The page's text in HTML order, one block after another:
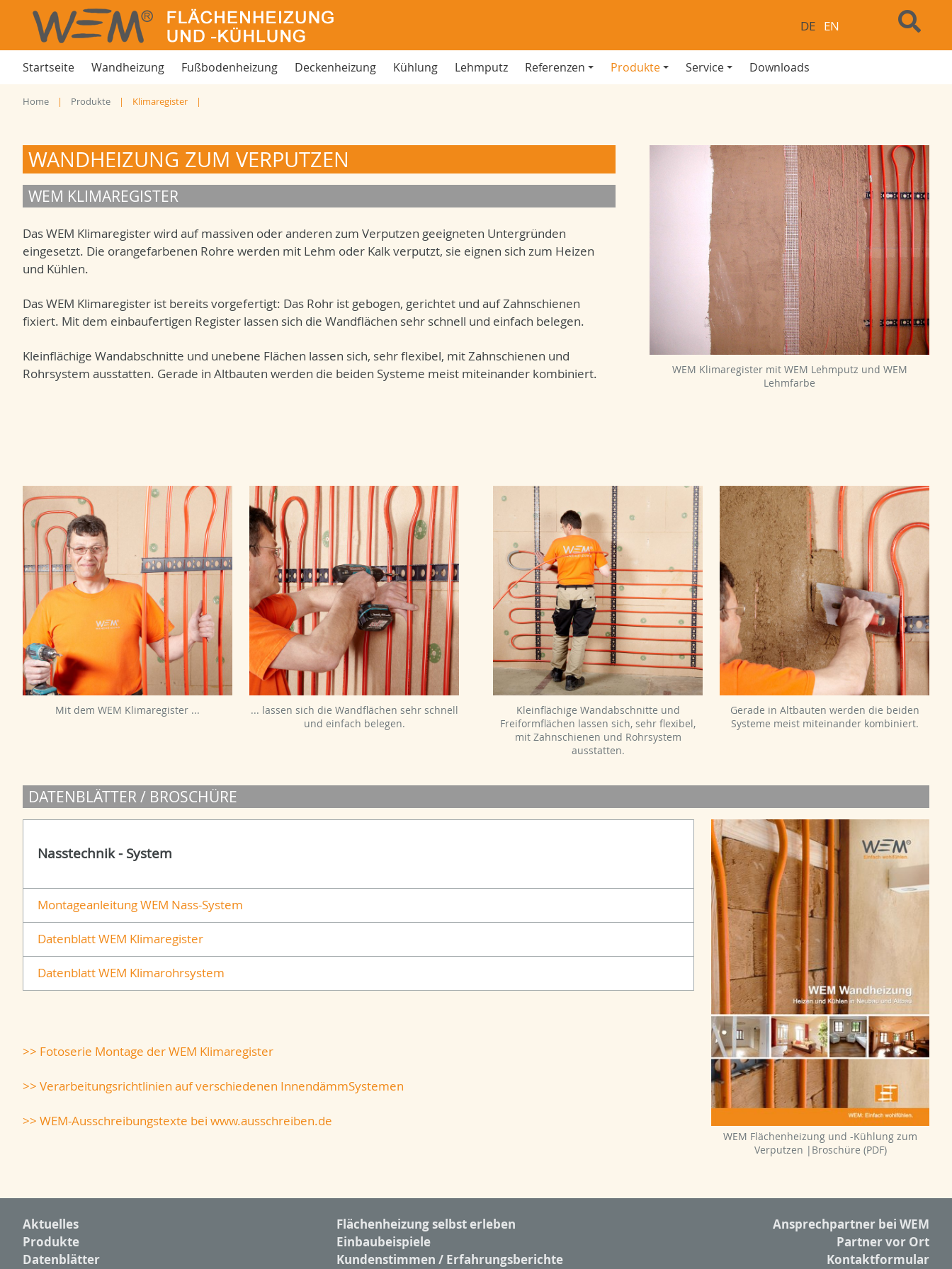
DE EN
Startseite Wandheizung Fußbodenheizung Deckenheizung Kühlung Lehmputz Referenzen Produkte Service Downloads
Home Produkte Klimaregister
WANDHEIZUNG ZUM VERPUTZEN
WEM KLIMAREGISTER
Das WEM Klimaregister wird auf massiven oder anderen zum Verputzen geeigneten Untergründen
eingesetzt. Die orangefarbenen Rohre werden mit Lehm oder Kalk verputzt, sie eignen sich zum Heizen
und Kühlen.
Das WEM Klimaregister ist bereits vorgefertigt: Das Rohr ist gebogen, gerichtet und auf Zahnschienen
fixiert. Mit dem einbaufertigen Register lassen sich die Wandflächen sehr schnell und einfach belegen.
Kleinflächige Wandabschnitte und unebene Flächen lassen sich, sehr flexibel, mit Zahnschienen und
Rohrsystem ausstatten. Gerade in Altbauten werden die beiden Systeme meist miteinander kombiniert.
WEM Klimaregister mit WEM Lehmputz und WEM
Lehmfarbe
Mit dem WEM Klimaregister ...
... lassen sich die Wandflächen sehr schnell
und einfach belegen.
Kleinflächige Wandabschnitte und
Freiformflächen lassen sich, sehr flexibel,
mit Zahnschienen und Rohrsystem
ausstatten.
Gerade in Altbauten werden die beiden
Systeme meist miteinander kombiniert.
DATENBLÄTTER / BROSCHÜRE
WEM Flächenheizung und -Kühlung zum
Verputzen |Broschüre (PDF)
Nasstechnik - System
Montageanleitung WEM Nass-System
Datenblatt WEM Klimaregister
Datenblatt WEM Klimarohrsystem
>> Fotoserie Montage der WEM Klimaregister
>> Verarbeitungsrichtlinien auf verschiedenen InnendämmSystemen
>> WEM-Ausschreibungstexte bei www.ausschreiben.de
Aktuelles
Produkte
Datenblätter
Flächenheizung selbst erleben
Einbaubeispiele
Kundenstimmen / Erfahrungsberichte
Ansprechpartner bei WEM
Partner vor Ort
Kontaktformular